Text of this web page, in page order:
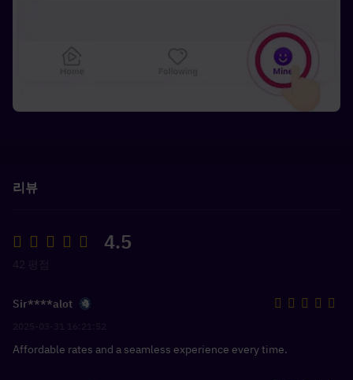
리뷰
4.5
Sir****alot
Affordable rates and a seamless experience every time.